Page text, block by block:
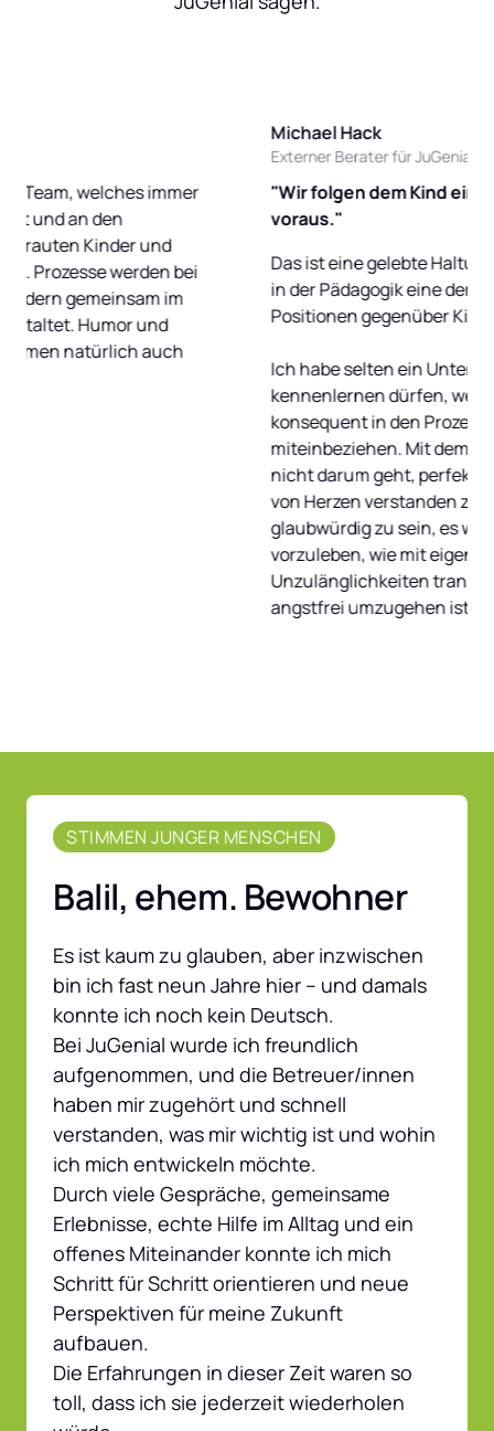
welches immer
an den
Kinder und
werden bei
im
Humor und
natürlich auch
Michael Hack
Externer Berater für JuGenial
"Wir folgen dem Kind eine
voraus."
Das ist eine gelebte Haltung von
in der Pädagogik eine der
Positionen gegenüber Kindern.
Ich habe selten ein Unternehmen
kennenlernen dürfen, welches
konsequent in den Prozessen
miteinbeziehen. Mit dem Wissen,
nicht darum geht, perfekt zu sein,
von Herzen verstanden zu haben,
glaubwürdig zu sein, es wichtig ist
vorzuleben, wie mit eigenen
Unzulänglichkeiten transparent
angstfrei umzugehen ist.
STIMMEN JUNGER MENSCHEN
Balil, ehem. Bewohner
Es ist kaum zu glauben, aber inzwischen
bin ich fast neun Jahre hier – und damals
konnte ich noch kein Deutsch.
Bei JuGenial wurde ich freundlich
aufgenommen, und die Betreuer/innen
haben mir zugehört und schnell
verstanden, was mir wichtig ist und wohin
ich mich entwickeln möchte.
Durch viele Gespräche, gemeinsame
Erlebnisse, echte Hilfe im Alltag und ein
offenes Miteinander konnte ich mich
Schritt für Schritt orientieren und neue
Perspektiven für meine Zukunft
aufbauen.
Die Erfahrungen in dieser Zeit waren so
toll, dass ich sie jederzeit wiederholen